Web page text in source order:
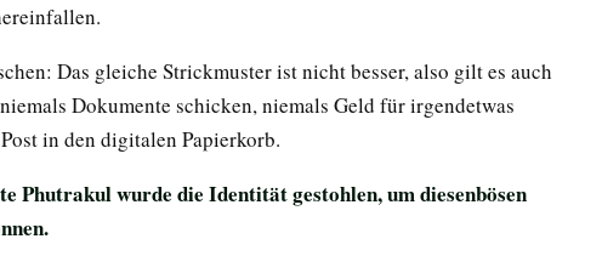
Das gleiche Strickmuster ist nicht besser, also gilt es auch
Dokumente schicken, niemals Geld für irgendetwas
in den digitalen Papierkorb.
Phutrakul wurde die Identität gestohlen, um diesenbösen